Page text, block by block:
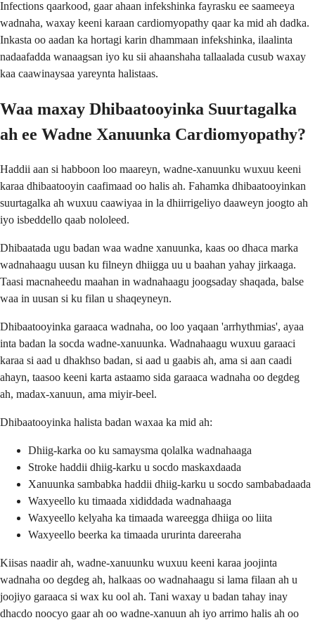
Infections qaarkood, gaar ahaan infekshinka fayrasku ee saameeya
wadnaha, waxay keeni karaan cardiomyopathy qaar ka mid ah dadka.
Inkasta oo aadan ka hortagi karin dhammaan infekshinka, ilaalinta
nadaafadda wanaagsan iyo ku sii ahaanshaha tallaalada cusub waxay
kaa caawinaysaa yareynta halistaas.
Waa maxay Dhibaatooyinka Suurtagalka
ah ee Wadne Xanuunka Cardiomyopathy?
Haddii aan si habboon loo maareyn, wadne-xanuunku wuxuu keeni
karaa dhibaatooyin caafimaad oo halis ah. Fahamka dhibaatooyinkan
suurtagalka ah wuxuu caawiyaa in la dhiirrigeliyo daaweyn joogto ah
iyo isbeddello qaab nololeed.
Dhibaatada ugu badan waa wadne xanuunka, kaas oo dhaca marka
wadnahaagu uusan ku filneyn dhiigga uu u baahan yahay jirkaaga.
Taasi macnaheedu maahan in wadnahaagu joogsaday shaqada, balse
waa in uusan si ku filan u shaqeyneyn.
Dhibaatooyinka garaaca wadnaha, oo loo yaqaan 'arrhythmias', ayaa
inta badan la socda wadne-xanuunka. Wadnahaagu wuxuu garaaci
karaa si aad u dhakhso badan, si aad u gaabis ah, ama si aan caadi
ahayn, taasoo keeni karta astaamo sida garaaca wadnaha oo degdeg
ah, madax-xanuun, ama miyir-beel.
Dhibaatooyinka halista badan waxaa ka mid ah:
Dhiig-karka oo ku samaysma qolalka wadnahaaga
Stroke haddii dhiig-karku u socdo maskaxdaada
Xanuunka sambabka haddii dhiig-karku u socdo sambabadaada
Waxyeello ku timaada xididdada wadnahaaga
Waxyeello kelyaha ka timaada wareegga dhiiga oo liita
Waxyeello beerka ka timaada ururinta dareeraha
Kiisas naadir ah, wadne-xanuunku wuxuu keeni karaa joojinta
wadnaha oo degdeg ah, halkaas oo wadnahaagu si lama filaan ah u
joojiyo garaaca si wax ku ool ah. Tani waxay u badan tahay inay
dhacdo noocyo gaar ah oo wadne-xanuun ah iyo arrimo halis ah oo